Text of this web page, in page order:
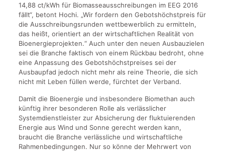
14,88 ct/kWh für Biomasseausschreibungen im EEG 2016
fällt“, betont Hochi. „Wir fordern den Gebotshöchstpreis für
die Ausschreibungsrunden wettbewerblich zu ermitteln,
das heißt, orientiert an der wirtschaftlichen Realität von
Bioenergieprojekten.“ Auch unter den neuen Ausbauzielen
sei die Branche faktisch von einem Rückbau bedroht, ohne
eine Anpassung des Gebotshöchstpreises sei der
Ausbaupfad jedoch nicht mehr als reine Theorie, die sich
nicht mit Leben füllen werde, fürchtet der Verband.
Damit die Bioenergie und insbesondere Biomethan auch
künftig ihrer besonderen Rolle als verlässlicher
Systemdienstleister zur Absicherung der fluktuierenden
Energie aus Wind und Sonne gerecht werden kann,
braucht die Branche verlässliche und wirtschaftliche
Rahmenbedingungen. Nur so könne der Mehrwert von